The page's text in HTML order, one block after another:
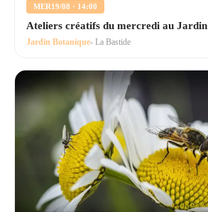
MER19/08 · 14:00
Ateliers créatifs du mercredi au
Jardin Botanique- La Bastide